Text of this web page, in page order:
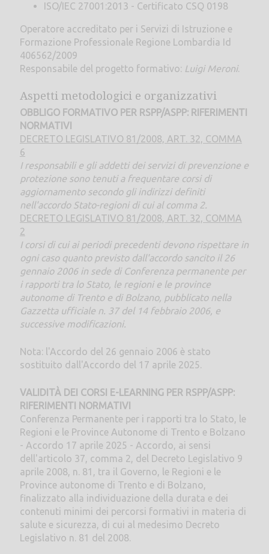
ISO/IEC 27001:2013 - Certificato CSQ 0198
Operatore accreditato per i Servizi di Istruzione e
Formazione Professionale Regione Lombardia Id
406562/2009
Responsabile del progetto formativo: Luigi Meroni.
Aspetti metodologici e organizzativi
OBBLIGO FORMATIVO PER RSPP/ASPP: RIFERIMENTI
NORMATIVI
DECRETO LEGISLATIVO 81/2008, ART. 32, COMMA
6
I responsabili e gli addetti dei servizi di prevenzione e
protezione sono tenuti a frequentare corsi di
aggiornamento secondo gli indirizzi definiti
nell'accordo Stato-regioni di cui al comma 2.
DECRETO LEGISLATIVO 81/2008, ART. 32, COMMA
2
I corsi di cui ai periodi precedenti devono rispettare in
ogni caso quanto previsto dall'accordo sancito il 26
gennaio 2006 in sede di Conferenza permanente per
i rapporti tra lo Stato, le regioni e le province
autonome di Trento e di Bolzano, pubblicato nella
Gazzetta ufficiale n. 37 del 14 febbraio 2006, e
successive modificazioni.
Nota: l'Accordo del 26 gennaio 2006 è stato
sostituito dall'Accordo del 17 aprile 2025.
VALIDITÀ DEI CORSI E-LEARNING PER RSPP/ASPP:
RIFERIMENTI NORMATIVI
Conferenza Permanente per i rapporti tra lo Stato, le
Regioni e le Province Autonome di Trento e Bolzano
- Accordo 17 aprile 2025 - Accordo, ai sensi
dell'articolo 37, comma 2, del Decreto Legislativo 9
aprile 2008, n. 81, tra il Governo, le Regioni e le
Province autonome di Trento e di Bolzano,
finalizzato alla individuazione della durata e dei
contenuti minimi dei percorsi formativi in materia di
salute e sicurezza, di cui al medesimo Decreto
Legislativo n. 81 del 2008.